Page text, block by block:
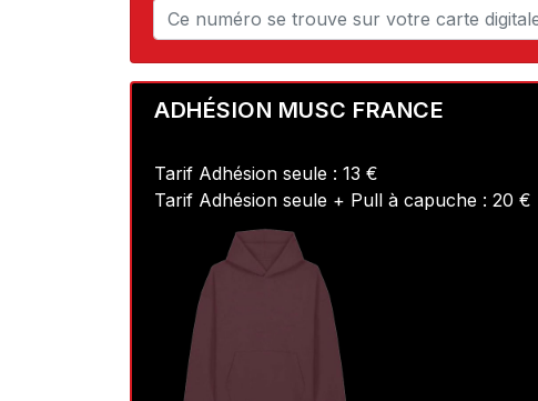
ADHÉSION MUSC FRANCE
Tarif Adhésion seule : 13 €
Tarif Adhésion seule + Pull à capuche : 20 €